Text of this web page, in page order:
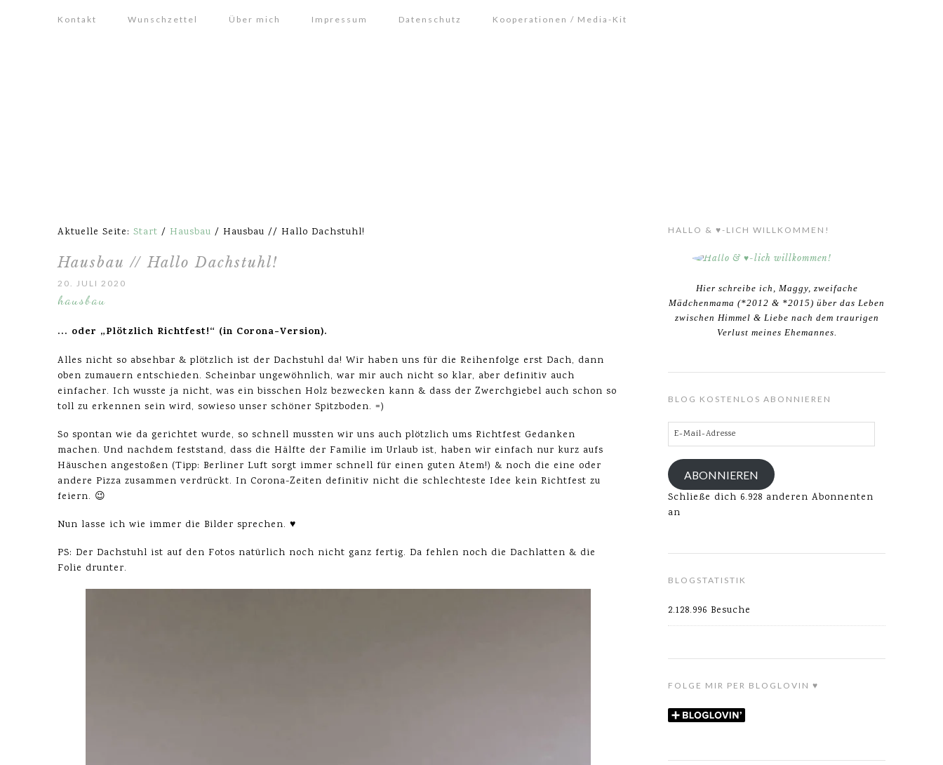
Kontakt Wunschzettel Über mich Impressum Datenschutz Kooperationen / Media-Kit
Aktuelle Seite: Start / Hausbau / Hausbau // Hallo Dachstuhl!
Hausbau // Hallo Dachstuhl!
20. JULI 2020
hausbau
… oder „Plötzlich Richtfest!“ (in Corona-Version).
Alles nicht so absehbar & plötzlich ist der Dachstuhl da! Wir haben uns für die Reihenfolge erst Dach, dann
oben zumauern entschieden. Scheinbar ungewöhnlich, war mir auch nicht so klar, aber definitiv auch
einfacher. Ich wusste ja nicht, was ein bisschen Holz bezwecken kann & dass der Zwerchgiebel auch schon so
toll zu erkennen sein wird, sowieso unser schöner Spitzboden. =)
So spontan wie da gerichtet wurde, so schnell mussten wir uns auch plötzlich ums Richtfest Gedanken
machen. Und nachdem feststand, dass die Hälfte der Familie im Urlaub ist, haben wir einfach nur kurz aufs
Häuschen angestoßen (Tipp: Berliner Luft sorgt immer schnell für einen guten Atem!) & noch die eine oder
andere Pizza zusammen verdrückt. In Corona-Zeiten definitiv nicht die schlechteste Idee kein Richtfest zu
feiern. 😉
Nun lasse ich wie immer die Bilder sprechen. ♥
PS: Der Dachstuhl ist auf den Fotos natürlich noch nicht ganz fertig. Da fehlen noch die Dachlatten & die
Folie drunter.
HALLO & ♥-LICH WILLKOMMEN!
Hier schreibe ich, Maggy, zweifache
Mädchenmama (*2012 & *2015) über das Leben
zwischen Himmel & Liebe nach dem traurigen
Verlust meines Ehemannes.
BLOG KOSTENLOS ABONNIEREN
E-
Mail-
Adresse
ABONNIEREN
Schließe dich 6.928 anderen Abonnenten
an
BLOGSTATISTIK
2.128.996 Besuche
FOLGE MIR PER BLOGLOVIN ♥